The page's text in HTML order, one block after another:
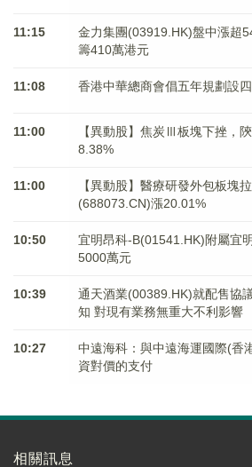
11:15
金力集團(03919.HK)盤中漲超
籌410萬港元
11:08 香港中華總商會倡五年規劃設
11:00
【異動股】焦炭Ⅲ板塊下挫，
8.38%
11:00
【異動股】醫療研發外包板塊
(688073.CN)漲20.01%
10:50
宜明昂科-B(01541.HK)附屬宜
5000萬元
10:39
通天酒業(00389.HK)就配售協
知 對現有業務無重大不利影響
10:27
中遠海科：與中遠海運國際(香
資對價的支付
相關訊息